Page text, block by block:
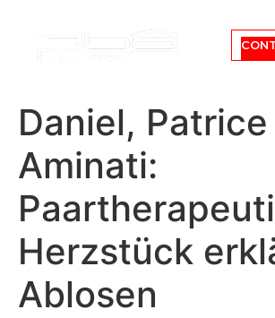
Daniel, Patrice
Aminati:
Herzstück
Ablosen